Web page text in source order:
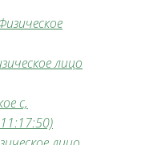
лицо
с,